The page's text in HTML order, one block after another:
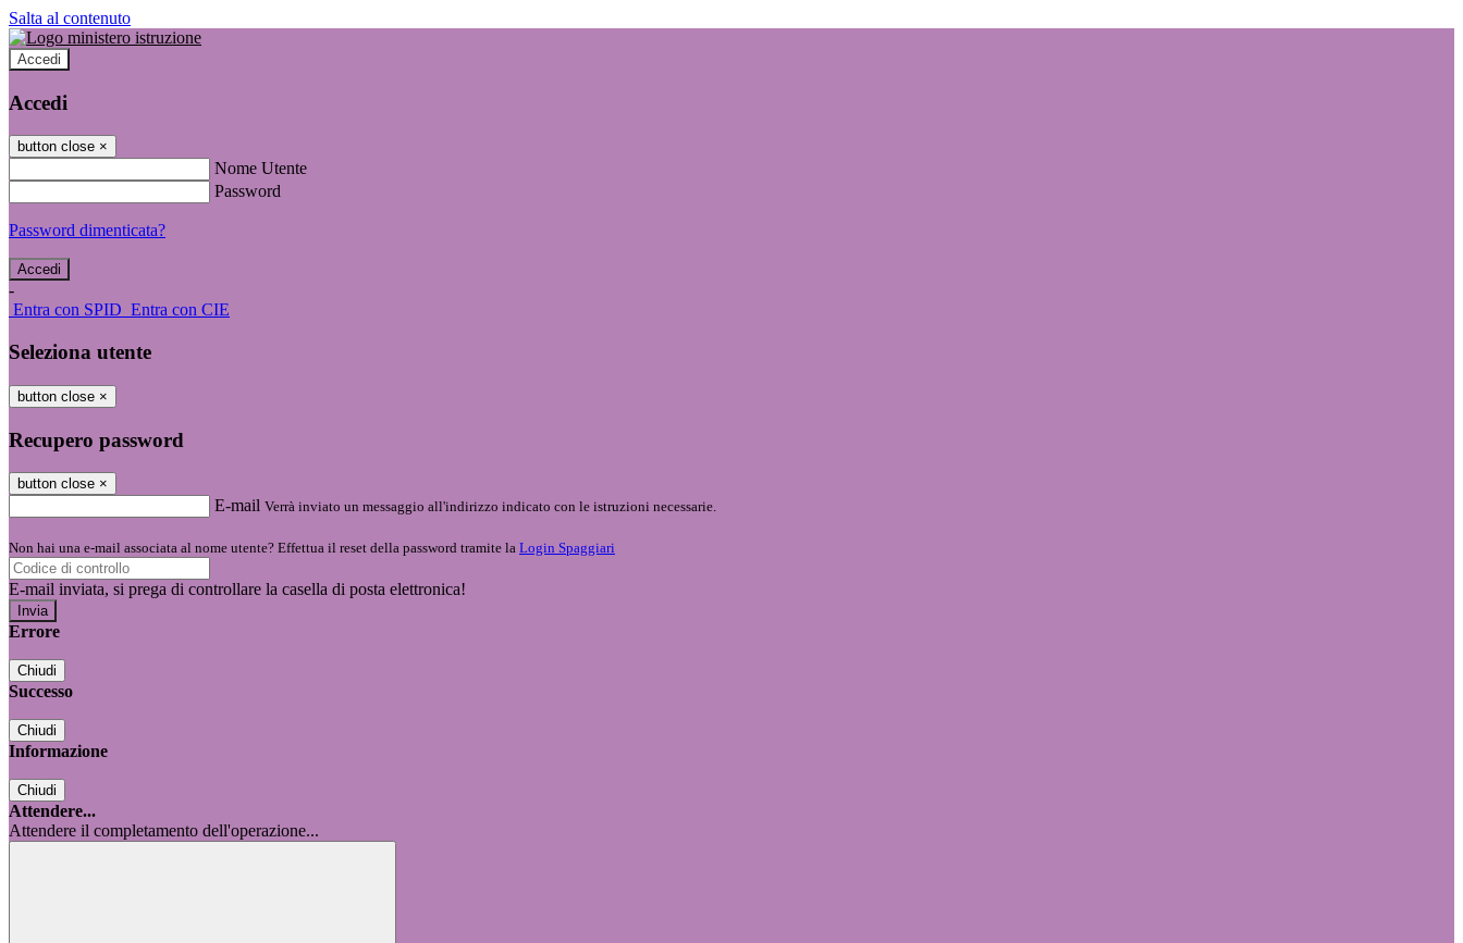
Salta al contenuto
Accedi
Accedi
button close ×
Nome Utente
Password
Password dimenticata?
-
Entra con SPID Entra con CIE
Seleziona utente
button close ×
Recupero password
button close ×
E-mail Verrà inviato un messaggio all'indirizzo indicato con le istruzioni necessarie.
Non hai una e-mail associata al nome utente? Effettua il reset della password tramite la Login Spaggiari
E-mail inviata, si prega di controllare la casella di posta elettronica!
Errore
Chiudi
Successo
Chiudi
Informazione
Chiudi
Attendere...
Attendere il completamento dell'operazione...